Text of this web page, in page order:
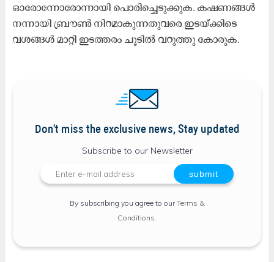
ഓരോന്നോരോന്നായി പൊരിച്ചെടുക്കുക. കഷണങ്ങൾ
നന്നായി ബ്രൗൺ നിറമാകുന്നതുവരെ ഇടയ്ക്കിടെ
വശങ്ങൾ മാറ്റി ഇടത്തരം ചൂടിൽ വറുത്തു കോരുക.
Don't miss the exclusive news, Stay updated
Subscribe to our Newsletter
By subscribing you agree to ourTerms &
Conditions